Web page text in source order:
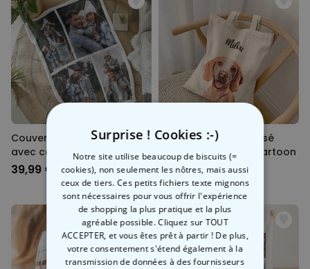
Couverture personnalisée
avec collage
39,99 €
Tote bag personnalisé
avec votre animal Cartoon
19,99 €
Surprise ! Cookies :-)
Notre site utilise beaucoup de biscuits (=
cookies), non seulement les nôtres, mais aussi
ceux de tiers. Ces petits fichiers texte mignons
sont nécessaires pour vous offrir l'expérience
de shopping la plus pratique et la plus
agréable possible. Cliquez sur TOUT
ACCEPTER, et vous êtes prêt à partir ! De plus,
votre consentement s'étend également à la
transmission de données à des fournisseurs